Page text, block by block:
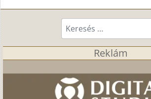
Keresés...
Reklám